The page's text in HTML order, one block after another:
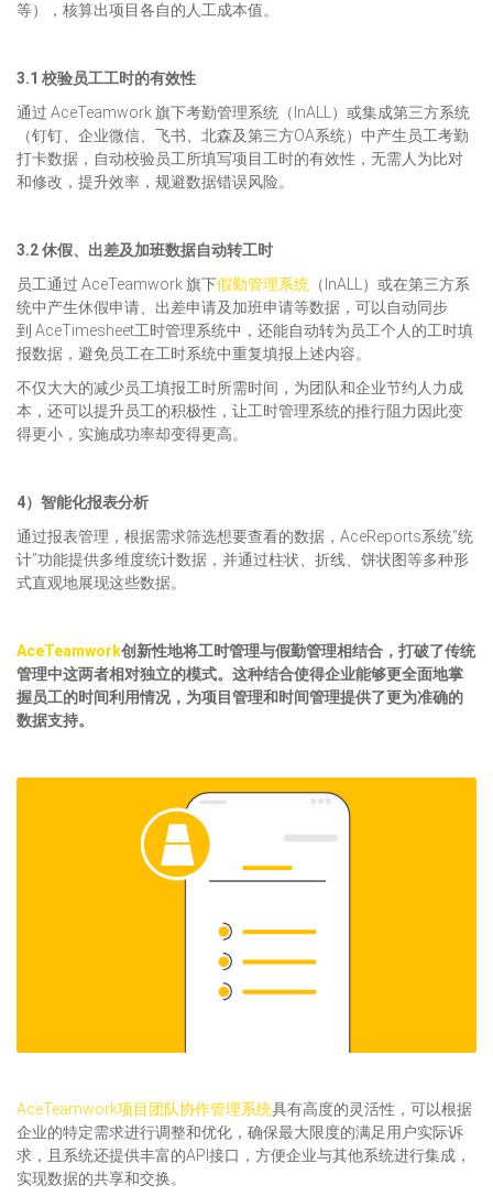
等），核算出项目各自的人工成本值。
3.1 校验员工工时的有效性
通过 AceTeamwork 旗下考勤管理系统（InALL）或集成第三方系统
（钉钉、企业微信、飞书、北森及第三方OA系统）中产生员工考勤
打卡数据，自动校验员工所填写项目工时的有效性，无需人为比对
和修改，提升效率，规避数据错误风险。
3.2 休假、出差及加班数据自动转工时
员工通过 AceTeamwork 旗下假勤管理系统 （InALL）或在第三方系
统中产生休假申请、出差申请及加班申请等数据，可以自动同步
到 AceTimesheet工时管理系统中，还能自动转为员工个人的工时填
报数据，避免员工在工时系统中重复填报上述内容。
不仅大大的减少员工填报工时所需时间，为团队和企业节约人力成
本，还可以提升员工的积极性，让工时管理系统的推行阻力因此变
得更小，实施成功率却变得更高。
4）智能化报表分析
通过报表管理，根据需求筛选想要查看的数据，AceReports系统“统
计”功能提供多维度统计数据，并通过柱状、折线、饼状图等多种形
式直观地展现这些数据。
AceTeamwork创新性地将工时管理与假勤管理相结合，打破了传统
管理中这两者相对独立的模式。这种结合使得企业能够更全面地掌
握员工的时间利用情况，为项目管理和时间管理提供了更为准确的
数据支持。
AceTeamwork项目团队协作管理系统具有高度的灵活性，可以根据
企业的特定需求进行调整和优化，确保最大限度的满足用户实际诉
求，且系统还提供丰富的API接口，方便企业与其他系统进行集成，
实现数据的共享和交换。